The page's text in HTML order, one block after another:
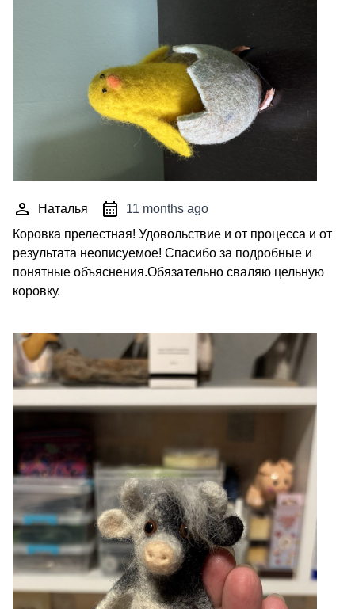
Наталья
11 months ago
Коровка прелестная! Удовольствие и от процесса и от
результата неописуемое! Спасибо за подробные и
понятные объяснения.Обязательно сваляю цельную
коровку.